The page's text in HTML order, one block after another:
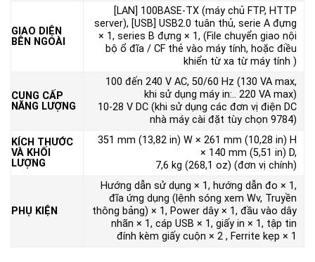
GIAO DIỆN
BÊN NGOÀI
[LAN] 100BASE-TX (máy chủ FTP, HTTP
server), [USB] USB2.0 tuân thủ, serie A đựng
× 1, series B đựng × 1, (File chuyển giao nội
bộ ổ đĩa / CF thẻ vào máy tính, hoặc điều
khiển từ xa từ máy tính )
CUNG CẤP
NĂNG LƯỢNG
100 đến 240 V AC, 50/60 Hz (130 VA max,
khi sử dụng máy in:.. 220 VA max)
10-28 V DC (khi sử dụng các đơn vị điện DC
nhà máy cài đặt tùy chọn 9784)
KÍCH THƯỚC
VÀ KHỐI
LƯỢNG
351 mm (13,82 in) W × 261 mm (10,28 in) H
× 140 mm (5,51 in) D,
7,6 kg (268,1 oz) (đơn vị chính)
PHỤ KIỆN
Hướng dẫn sử dụng × 1, hướng dẫn đo × 1,
đĩa ứng dụng (lệnh sóng xem Wv, Truyền
thông bảng) × 1, Power dây × 1, đầu vào dây
nhãn × 1, cáp USB × 1, giấy in × 1, tập tin
đính kèm giấy cuộn × 2 , Ferrite kẹp × 1